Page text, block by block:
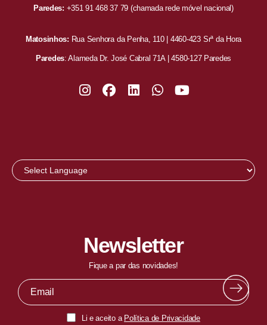
Paredes: +351 91 468 37 79 (chamada rede móvel nacional)
Matosinhos: Rua Senhora da Penha, 110 | 4460-423 Srª da Hora
Paredes: Alameda Dr. José Cabral 71A | 4580-127 Paredes
Newsletter
Fique a par das novidades!
Li e aceito a Política de Privacidade